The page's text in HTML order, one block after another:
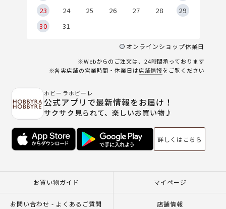
23
24 25 26 27 28
29
30
31
オンラインショップ休業日
※Webからのご注文は、24時間承っております
※各実店舗の営業時間・休業日は店舗情報をご覧ください
ホビーラホビーレ
公式アプリで最新情報をお届け！
サクサク見られて、楽しいお買い物♪
詳しくはこちら
お買い物ガイド マイページ
お問い合わせ - よくあるご質問 店舗情報